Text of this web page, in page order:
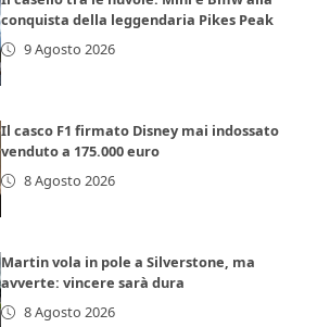
conquista della leggendaria Pikes Peak
9 Agosto 2026
Il casco F1 firmato Disney mai indossato
venduto a 175.000 euro
8 Agosto 2026
Martin vola in pole a Silverstone, ma
avverte: vincere sarà dura
8 Agosto 2026